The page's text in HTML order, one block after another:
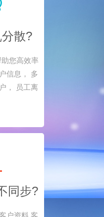
散?
您高效率
信息， 多
， 员工离
同步?
户资料 客